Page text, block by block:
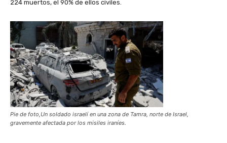
224 muertos, el 90% de ellos civiles.
Pie de foto,Un soldado israelí en una zona de Tamra, norte de Israel,
gravemente afectada por los misiles iraníes.